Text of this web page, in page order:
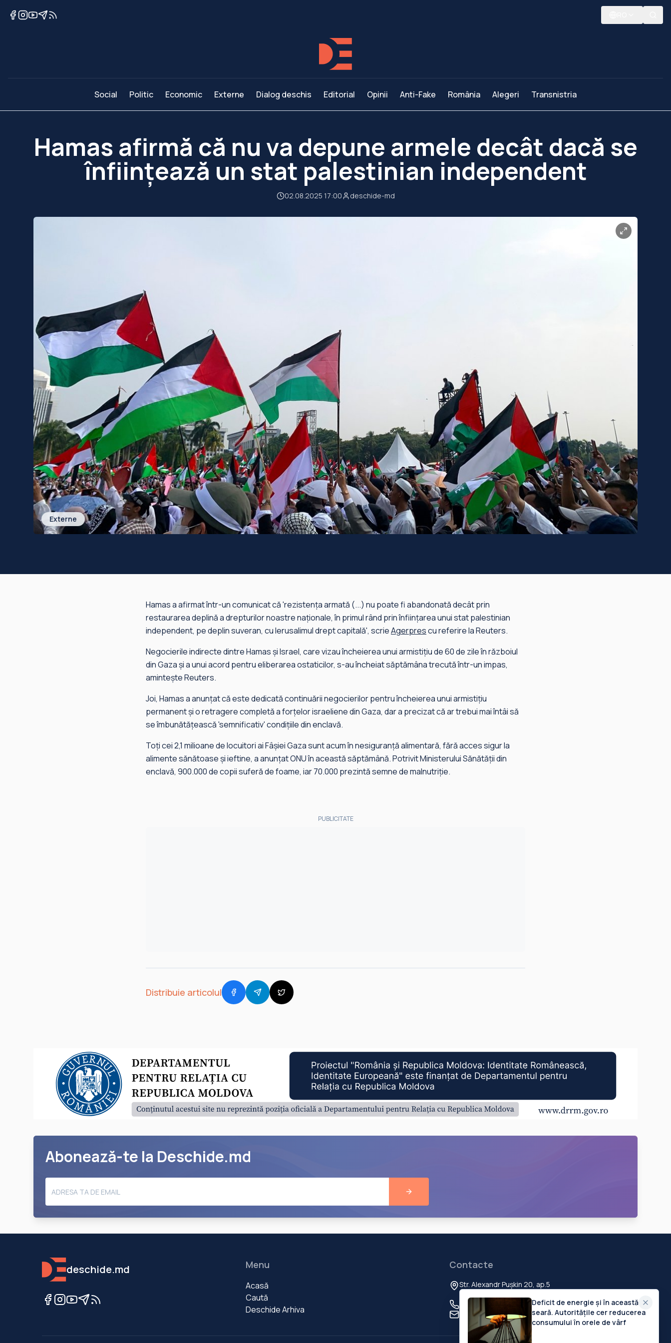
Social Politic Economic Externe Dialog deschis Editorial Opinii Anti-Fake România Alegeri Transnistria
Hamas afirmă că nu va depune armele decât dacă se
înființează un stat palestinian independent
02.08.2025 17:00 deschide-md
Externe
Hamas a afirmat într-un comunicat că 'rezistența armată (...) nu poate fi abandonată decât prin
restaurarea deplină a drepturilor noastre naționale, în primul rând prin înființarea unui stat palestinian
independent, pe deplin suveran, cu Ierusalimul drept capitală', scrieAgerprescu referire la Reuters.
Negocierile indirecte dintre Hamas și Israel, care vizau încheierea unui armistițiu de 60 de zile în războiul
din Gaza și a unui acord pentru eliberarea ostaticilor, s-au încheiat săptămâna trecută într-un impas,
amintește Reuters.
Joi, Hamas a anunțat că este dedicată continuării negocierilor pentru încheierea unui armistițiu
permanent și o retragere completă a forțelor israeliene din Gaza, dar a precizat că ar trebui mai întâi să
se îmbunătățească 'semnificativ' condițiile din enclavă.
Toți cei 2,1 milioane de locuitori ai Fâșiei Gaza sunt acum în nesiguranță alimentară, fără acces sigur la
alimente sănătoase și ieftine, a anunțat ONU în această săptămână. Potrivit Ministerului Sănătății din
enclavă, 900.000 de copii suferă de foame, iar 70.000 prezintă semne de malnutriție.
PUBLICITATE
Distribuie articolul
Abonează-te la Deschide.md
deschide.md Menu
Acasă
Caută
Deschide Arhiva
Contacte
Str. Alexandr Pușkin 20, ap.5
Chisinau, MD-2012, Republica Moldova
+373 60 103 111
contact@deschide.md
Deficit de energie și în această
seară. Autoritățile cer reducerea
consumului în orele de vârf